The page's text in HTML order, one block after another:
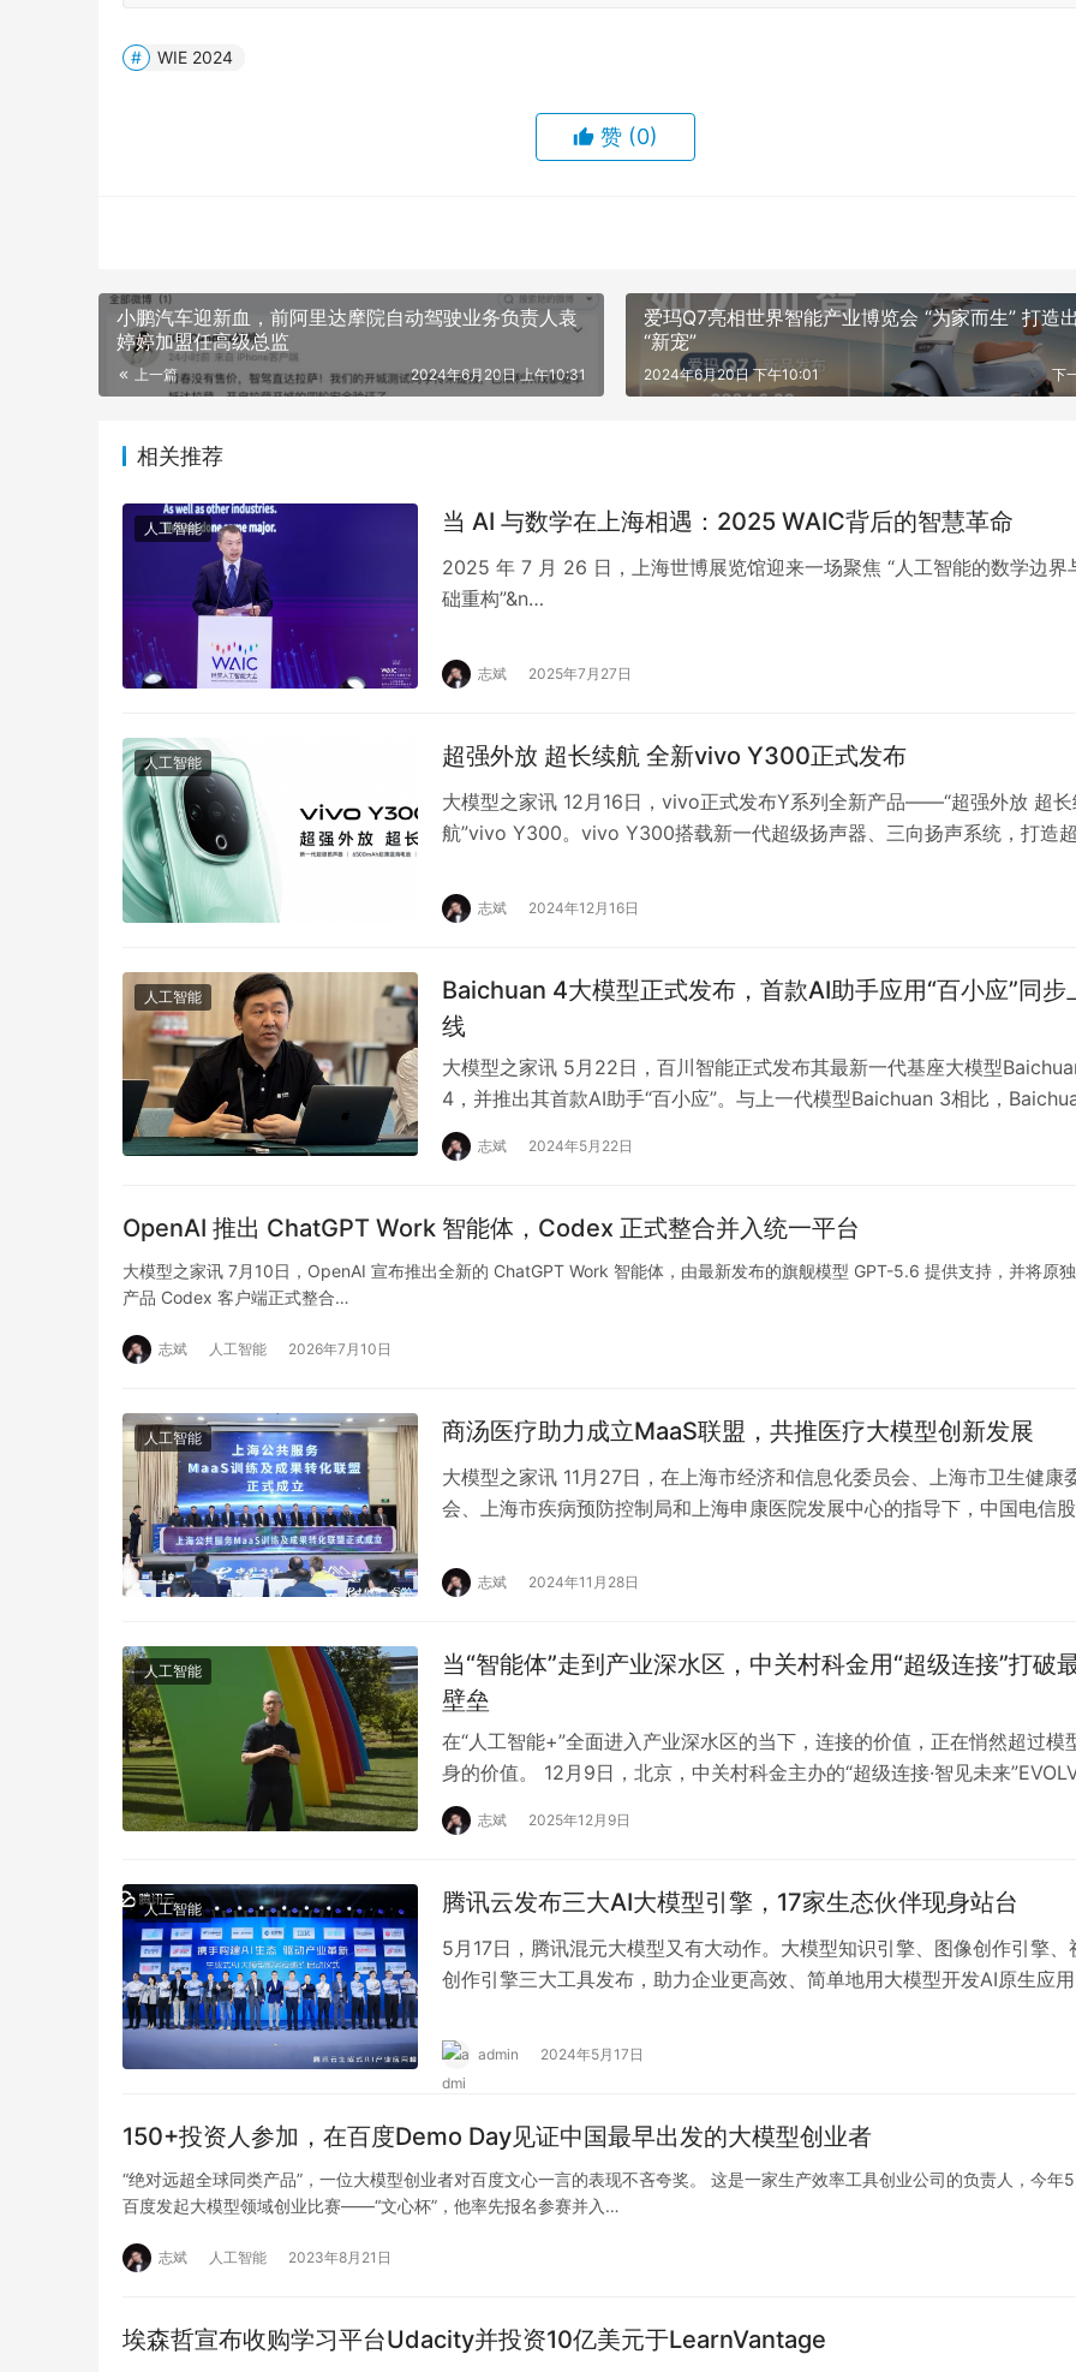
WIE 2024
赞 (0)
小鹏汽车迎新血，前阿里达摩院自动驾驶业务负责人袁
婷婷加盟任高级总监
上一篇 2024年6月20日 上午10:31
爱玛Q7亮相世界智能产业博览会 “为家而生” 打造
“新宠”
下
2024年6月20日 下午10:01
相关推荐
人工智能 当 AI 与数学在上海相遇：2025 WAIC背后的智慧革命
2025 年 7 月 26 日，上海世博展览馆迎来一场聚焦 “人工智能的数学边界
础重构”&n…
志斌 2025年7月27日
人工智能 超强外放 超长续航 全新vivo Y300正式发布
大模型之家讯 12月16日，vivo正式发布Y系列全新产品——“超强外放 超长
航”vivo Y300。vivo Y300搭载新一代超级扬声器、三向扬声系统，打造
志斌 2024年12月16日
人工智能
Baichuan 4大模型正式发布，首款AI助手应用“百小应”同步
线
大模型之家讯 5月22日，百川智能正式发布其最新一代基座大模型
4，并推出其首款AI助手“百小应”。与上一代模型Baichuan 3相比，
4在各项…
志斌 2024年5月22日
OpenAI 推出 ChatGPT Work 智能体，Codex 正式整合并入统一平台
大模型之家讯 7月10日，OpenAI 宣布推出全新的 ChatGPT Work 智能体，由最新发布的旗舰模型 GPT-5.6 提供支持，并将原
产品 Codex 客户端正式整合…
志斌 人工智能 2026年7月10日
人工智能 商汤医疗助力成立MaaS联盟，共推医疗大模型创新发展
大模型之家讯 11月27日，在上海市经济和信息化委员会、上海市卫生健康
会、上海市疾病预防控制局和上海申康医院发展中心的指导下，中国电信股
志斌 2024年11月28日
人工智能
当“智能体”走到产业深水区，中关村科金用“超级连接”打破
壁垒
在“人工智能+”全面进入产业深水区的当下，连接的价值，正在悄然超过模
身的价值。 12月9日，北京，中关村科金主办的“超级连接·智见未来
2025大模型与智能体产业…
志斌 2025年12月9日
人工智能 腾讯云发布三大AI大模型引擎，17家生态伙伴现身站台
5月17日，腾讯混元大模型又有大动作。大模型知识引擎、图像创作引擎、
创作引擎三大工具发布，助力企业更高效、简单地用大模型开发AI原生应用
admin 2024年5月17日
150+投资人参加，在百度Demo Day见证中国最早出发的大模型创业者
“绝对远超全球同类产品”，一位大模型创业者对百度文心一言的表现不吝夸奖。 这是一家生产效率工具创业公司的负责人，今年5
百度发起大模型领域创业比赛——“文心杯”，他率先报名参赛并入…
志斌 人工智能 2023年8月21日
埃森哲宣布收购学习平台Udacity并投资10亿美元于LearnVantage